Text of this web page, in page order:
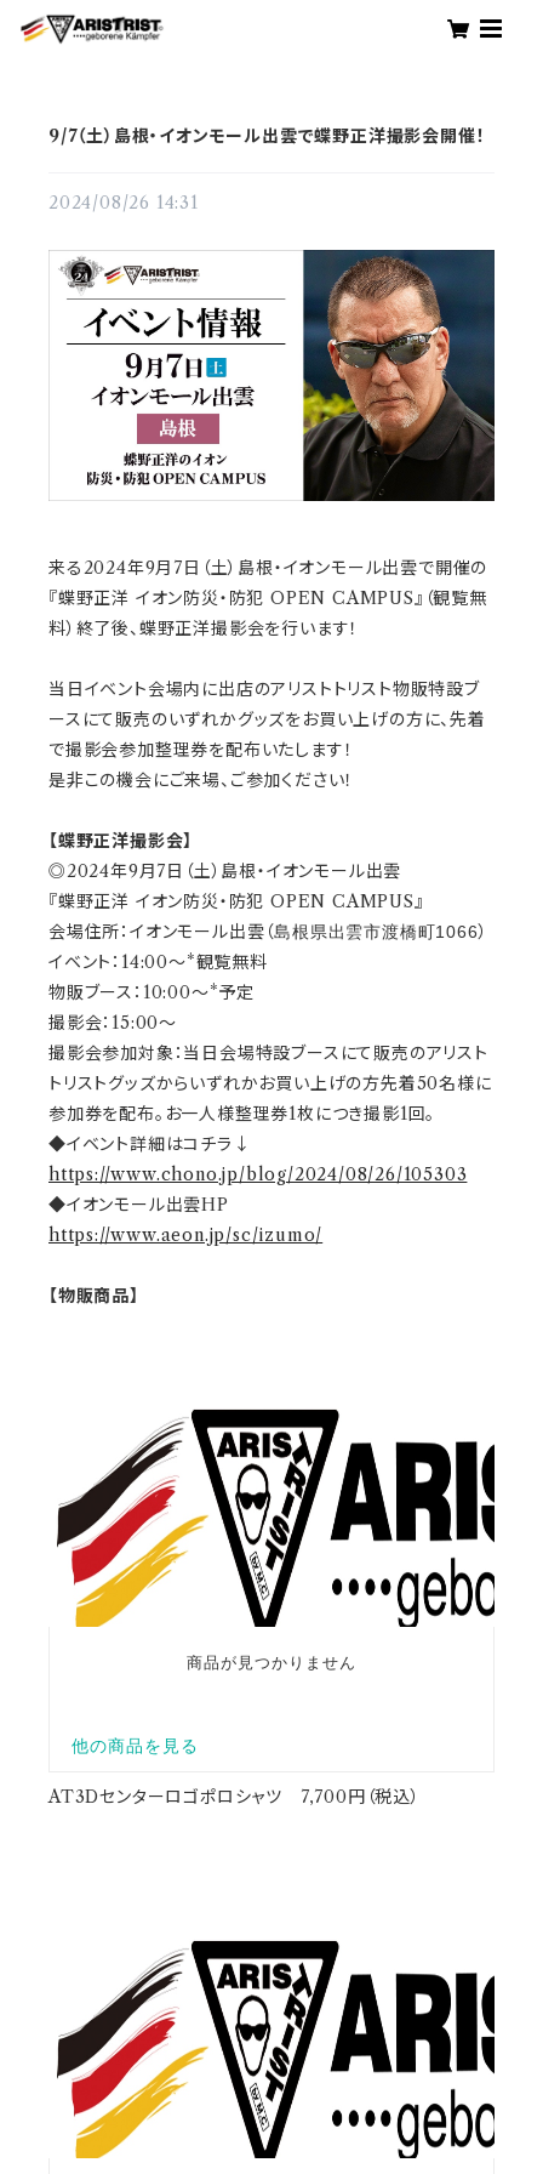
9/7（土）島根・イオンモール出雲で蝶野正洋撮影会開催！
2024/08/26 14:31
来る2024年9月7日（土）島根・イオンモール出雲で開催の
『蝶野正洋 イオン防災・防犯 OPEN CAMPUS』（観覧無
料）終了後、蝶野正洋撮影会を行います！
当日イベント会場内に出店のアリストトリスト物販特設ブ
ースにて販売のいずれかグッズをお買い上げの方に、先着
で撮影会参加整理券を配布いたします！
是非この機会にご来場、ご参加ください！
【蝶野正洋撮影会】
◎2024年9月7日（土）島根・イオンモール出雲
『蝶野正洋 イオン防災・防犯 OPEN CAMPUS』
会場住所：イオンモール出雲（島根県出雲市渡橋町1066）
イベント：14:00～*観覧無料
物販ブース：10:00～*予定
撮影会：15:00～
撮影会参加対象：当日会場特設ブースにて販売のアリスト
トリストグッズからいずれかお買い上げの方先着50名様に
参加券を配布。お一人様整理券1枚につき撮影1回。
◆イベント詳細はコチラ↓
https://www.chono.jp/blog/2024/08/26/105303
◆イオンモール出雲HP
https://www.aeon.jp/sc/izumo/
【物販商品】
AT3Dセンターロゴポロシャツ 7,700円（税込）